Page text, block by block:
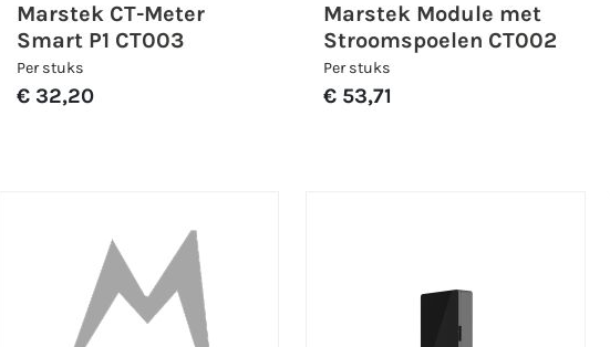
Marstek CT-Meter
Smart P1 CT003
Per stuks
€ 32,20
Marstek Module met
Stroomspoelen CT002
Per stuks
€ 53,71